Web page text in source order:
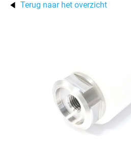
Terug naar het overzicht